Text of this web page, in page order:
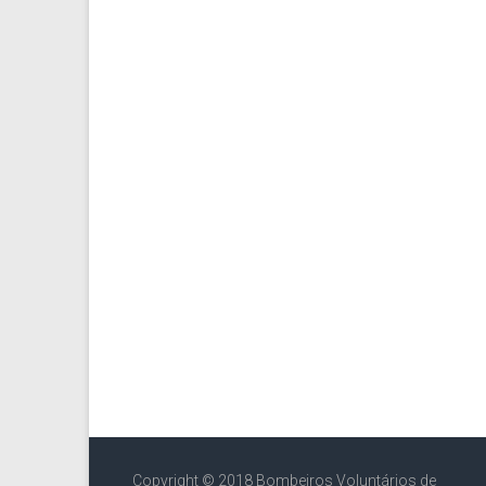
Copyright © 2018 Bombeiros Voluntários de